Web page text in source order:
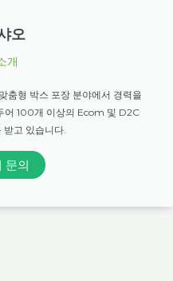
오
개
춤형 박스 포장 분야에서 경력을
어 100개 이상의 Ecom 및 D2C
받고 있습니다.
문의